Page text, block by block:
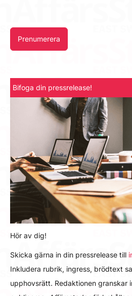
Prenumerera
Bifoga din pressrelease!
Hör av dig!
Skicka gärna in din pressrelease till
Inkludera rubrik, ingress, brödtext
upphovsrätt. Redaktionen granskar